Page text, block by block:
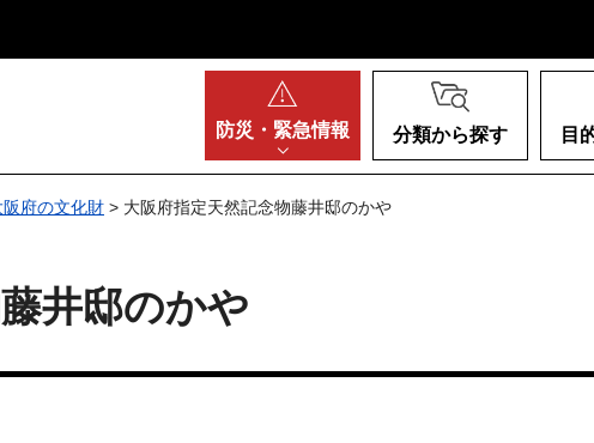
防災・ 緊急情報 分類から探す 目
阪府の文化財 > 大阪府指定天然記念物藤井邸のかや
井邸のかや